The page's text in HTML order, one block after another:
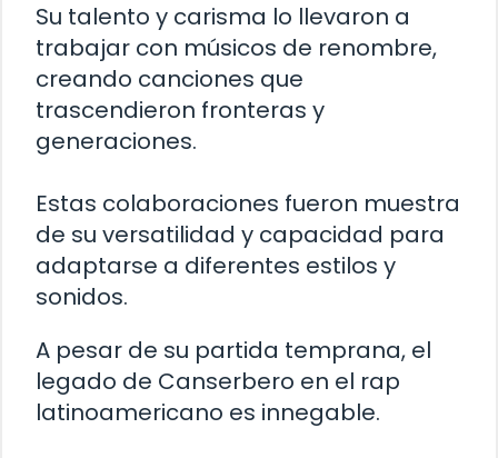
Su talento y carisma lo llevaron a
trabajar con músicos de renombre,
creando canciones que
trascendieron fronteras y
generaciones.
Estas colaboraciones fueron muestra
de su versatilidad y capacidad para
adaptarse a diferentes estilos y
sonidos.
A pesar de su partida temprana, el
legado de Canserbero en el rap
latinoamericano es innegable.